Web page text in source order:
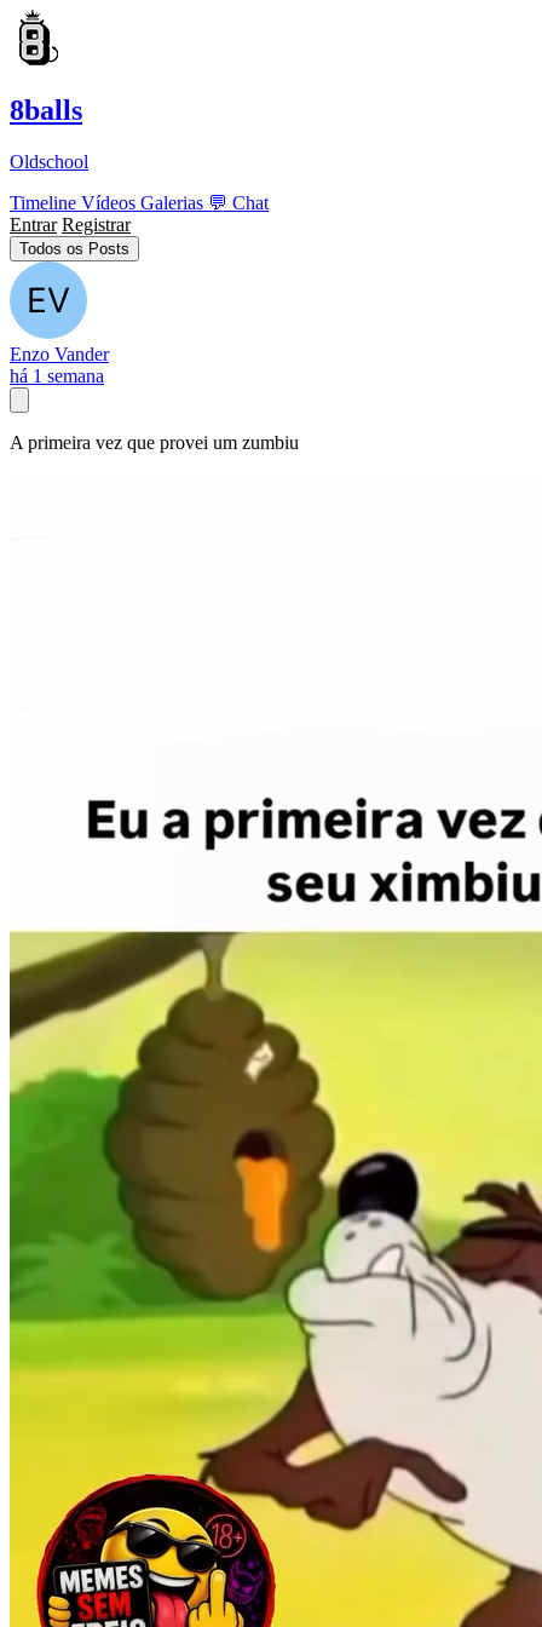
8balls
Oldschool
Timeline Vídeos Galerias 💬 Chat
Entrar Registrar
Todos os Posts
Enzo Vander
há 1 semana
A primeira vez que provei um zumbiu